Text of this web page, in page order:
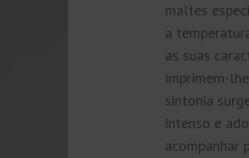
maltes
a
as suas
imprimem-
sintonia
intenso e
acompanhar